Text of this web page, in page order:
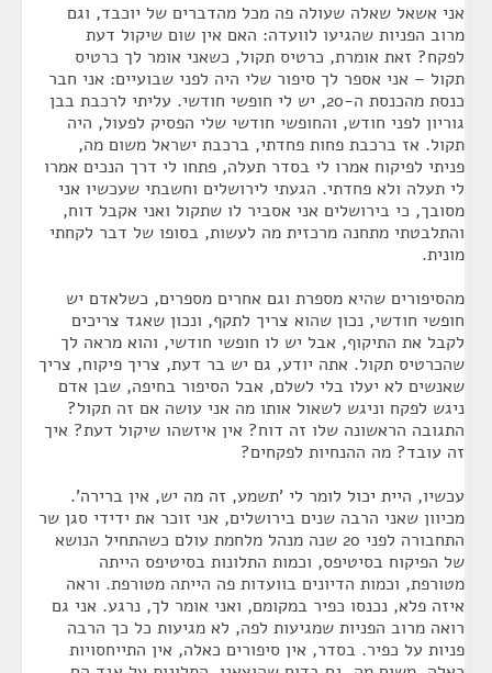
אני אשאל שאלה שעולה פה מכל מהדברים של יוכבד, וגם
מרוב הפניות שהגיעו לוועדה: האם אין שום שיקול דעת
לפקח? זאת אומרת, כרטיס תקול, כשאני אומר לך כרטיס
תקול – אני אספר לך סיפור שלי היה לפני שבועיים: אני חבר
כנסת מהכנסת ה-20, יש לי חופשי חודשי. עליתי לרכבת בבן
גוריון לפני חודש, והחופשי חודשי שלי הפסיק לפעול, היה
תקול. אז ברכבת פחות פחדתי, ברכבת ישראל משום מה,
פניתי לפיקוח אמרו לי בסדר תעלה, פתחו לי דרך הנכים אמרו
לי תעלה ולא פחדתי. הגעתי לירושלים וחשבתי שעכשיו אני
מסובך, כי בירושלים אני אסביר לו שתקול ואני אקבל דוח,
והתלבטתי מתחנה מרכזית מה לעשות, בסופו של דבר לקחתי
מונית.
מהסיפורים שהיא מספרת וגם אחרים מספרים, כשלאדם יש
חופשי חודשי, נכון שהוא צריך לתקף, ונכון שאגד צריכים
לקבל את התיקוף, אבל יש לו חופשי חודשי, והוא מראה לך
שהכרטיס תקול. אתה יודע, גם יש בר דעת, צריך פיקוח, צריך
שאנשים לא יעלו בלי לשלם, אבל הסיפור בחיפה, שבן אדם
ניגש לפקח וניגש לשאול אותו מה אני עושה אם זה תקול?
התגובה הראשונה שלו זה דוח? אין איזשהו שיקול דעת? איך
זה עובד? מה ההנחיות לפקחים?
עכשיו, היית יכול לומר לי 'תשמע, זה מה יש, אין ברירה'.
מכיוון שאני הרבה שנים בירושלים, אני זוכר את ידידי סגן שר
התחבורה לפני 20 שנה מנהל מלחמת עולם כשהתחיל הנושא
של הפיקוח בסיטיפס, וכמות התלונות בסיטיפס הייתה
מטורפת, וכמות הדיונים בוועדות פה הייתה מטורפת. וראה
איזה פלא, נכנסו כפיר במקומם, ואני אומר לך, נרגע. אני גם
רואה מרוב הפניות שמגיעות לפה, לא מגיעות כל כך הרבה
פניות על כפיר. בסדר, אין סיפורים כאלה, אין התייחסויות